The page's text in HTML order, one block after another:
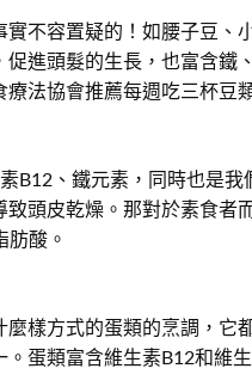
不容置疑的！如腰子豆、
進頭髮的生長，也富含鐵
法協會推薦每週吃三杯豆
B12、鐵元素，同時也是
頭皮乾燥。那對於素食者
肪酸。
樣方式的蛋類的烹調，它
蛋類富含維生素B12和維